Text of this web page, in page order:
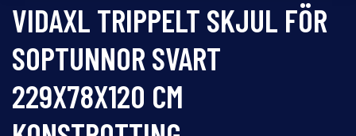
VIDAXL TRIPPELT SKJUL FÖR
SOPTUNNOR SVART
229X78X120 CM